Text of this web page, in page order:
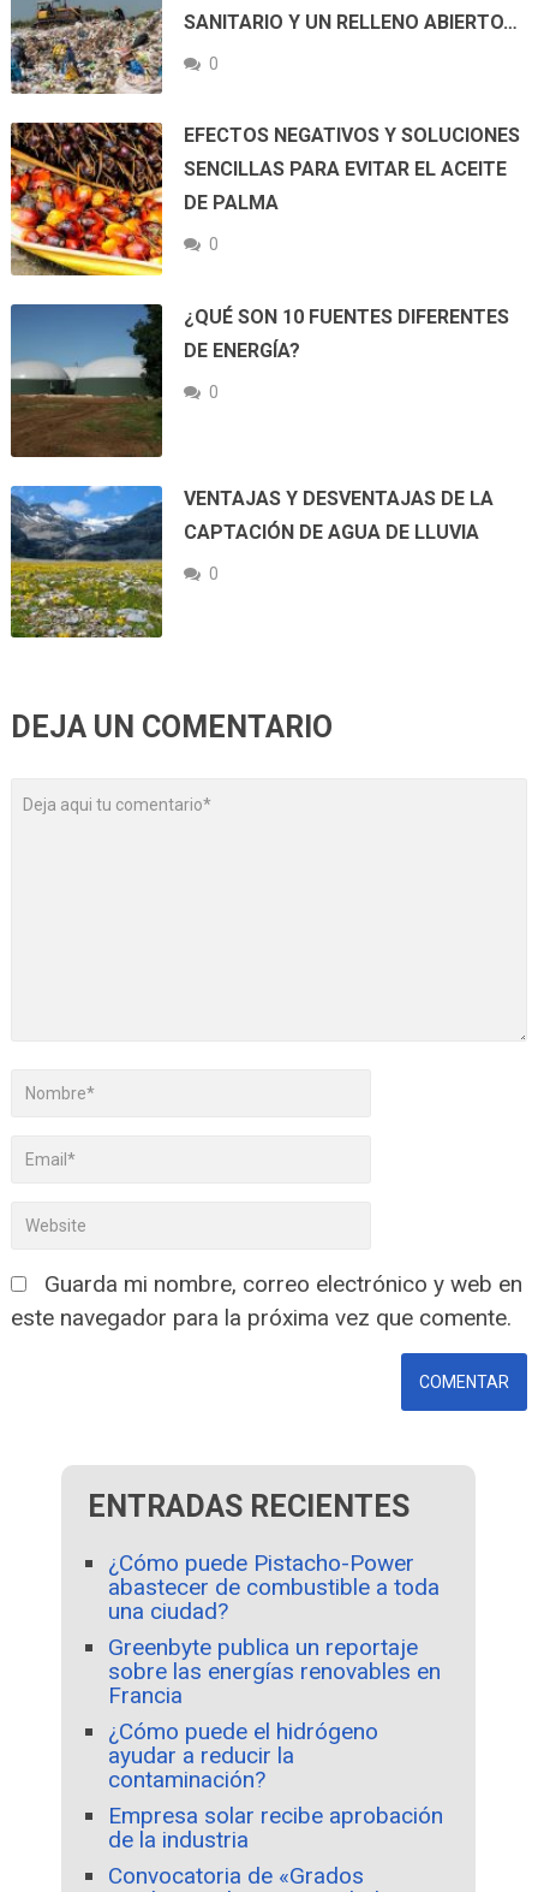
SANITARIO Y UN RELLENO ABIERTO…
0
EFECTOS NEGATIVOS Y SOLUCIONES
SENCILLAS PARA EVITAR EL ACEITE
DE PALMA
0
¿QUÉ SON 10 FUENTES DIFERENTES
DE ENERGÍA?
0
VENTAJAS Y DESVENTAJAS DE LA
CAPTACIÓN DE AGUA DE LLUVIA
0
DEJA UN COMENTARIO
Guarda mi nombre, correo electrónico y web en
este navegador para la próxima vez que comente.
ENTRADAS RECIENTES
¿Cómo puede Pistacho-Power
abastecer de combustible a toda
una ciudad?
Greenbyte publica un reportaje
sobre las energías renovables en
Francia
¿Cómo puede el hidrógeno
ayudar a reducir la
contaminación?
Empresa solar recibe aprobación
de la industria
Convocatoria de «Grados